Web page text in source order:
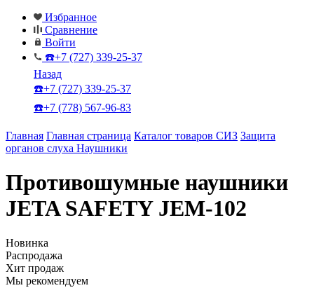
Избранное
Сравнение
Войти
☎️+7 (727) 339-25-37
Назад
☎️+7 (727) 339-25-37
☎️+7 (778) 567-96-83
Главная Главная страница Каталог товаров СИЗ Защита
органов слуха Наушники
Противошумные наушники
JETA SAFETY JEM-102
Новинка
Распродажа
Хит продаж
Мы рекомендуем